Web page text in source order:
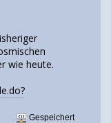
wie heute.
Gespeichert